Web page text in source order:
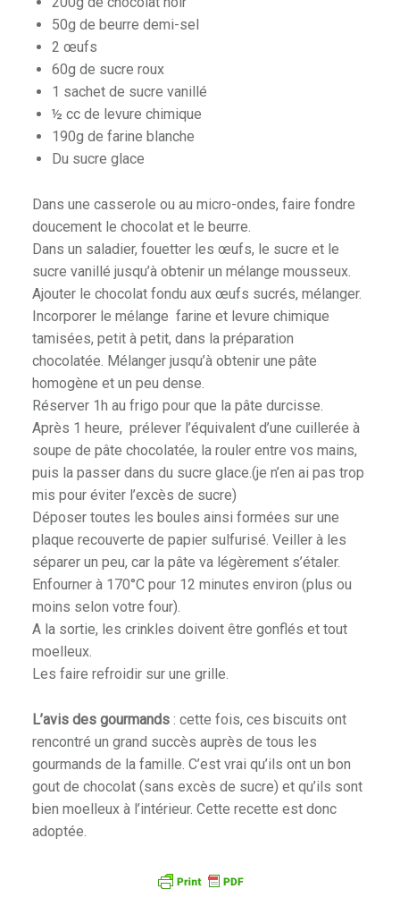
50g de beurre demi-sel
2 œufs
60g de sucre roux
1 sachet de sucre vanillé
½ cc de levure chimique
190g de farine blanche
Du sucre glace
Dans une casserole ou au micro-ondes, faire fondre
doucement le chocolat et le beurre.
Dans un saladier, fouetter les œufs, le sucre et le
sucre vanillé jusqu’à obtenir un mélange mousseux.
Ajouter le chocolat fondu aux œufs sucrés, mélanger.
Incorporer le mélange farine et levure chimique
tamisées, petit à petit, dans la préparation
chocolatée. Mélanger jusqu’à obtenir une pâte
homogène et un peu dense.
Réserver 1h au frigo pour que la pâte durcisse.
Après 1 heure, prélever l’équivalent d’une cuillerée à
soupe de pâte chocolatée, la rouler entre vos mains,
puis la passer dans du sucre glace.(je n’en ai pas trop
mis pour éviter l’excès de sucre)
Déposer toutes les boules ainsi formées sur une
plaque recouverte de papier sulfurisé. Veiller à les
séparer un peu, car la pâte va légèrement s’étaler.
Enfourner à 170°C pour 12 minutes environ (plus ou
moins selon votre four).
A la sortie, les crinkles doivent être gonflés et tout
moelleux.
Les faire refroidir sur une grille.
L’avis des gourmands: cette fois, ces biscuits ont
rencontré un grand succès auprès de tous les
gourmands de la famille. C’est vrai qu’ils ont un bon
gout de chocolat (sans excès de sucre) et qu’ils sont
bien moelleux à l’intérieur. Cette recette est donc
adoptée.